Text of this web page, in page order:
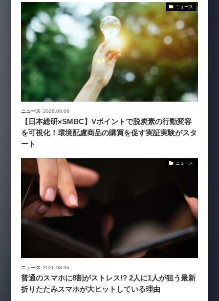
ニュース
ニュース 2026.08.06
【日本総研×SMBC】Vポイントで脱炭素の行動変容
を可視化！環境配慮商品の購買を促す実証実験がスタ
ート
ニュース
ニュース 2026.08.06
普通のスマホに8割がストレス!? 2人に1人が狙う最新
折りたたみスマホが大ヒットしている理由